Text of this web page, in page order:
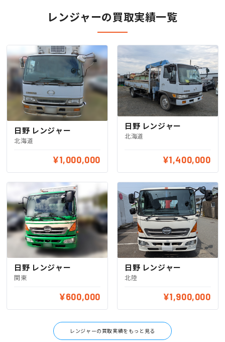
レンジャーの買取実績一覧
日野 レンジャー
北海道
¥1,000,000
日野 レンジャー
北海道
¥1,400,000
日野 レンジャー
関東
¥600,000
日野 レンジャー
北陸
¥1,900,000
レンジャーの買取実績をもっと見る